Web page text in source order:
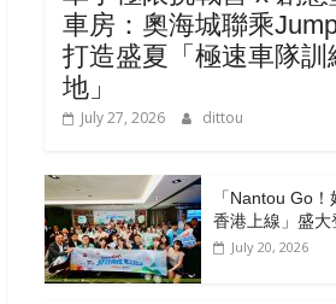
車房：奧海城聯乘
打造盛夏「極速車隊訓
地」
July 27, 2026 dittou
「Nantou Go！
香港上線」盛大
July 20, 2026